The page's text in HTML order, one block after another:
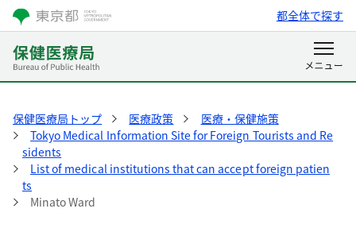
都全体で探す
保健医療局トップ 医療政策
医療・保健施策
Tokyo Medical Information Site for Foreign Tourists and Re
sidents
List of medical institutions that can accept foreign patien
ts
Minato Ward